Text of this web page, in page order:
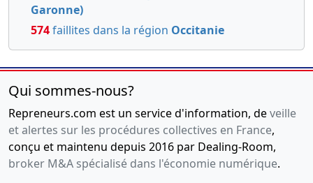
Garonne)
574faillites dans la région Occitanie
Qui sommes-nous?
Repreneurs.com est un service d'information, deveille
et alertes sur les procédures collectives en France,
conçu et maintenu depuis 2016 par Dealing-Room,
broker M&A spécialisé dans l'économie numérique.